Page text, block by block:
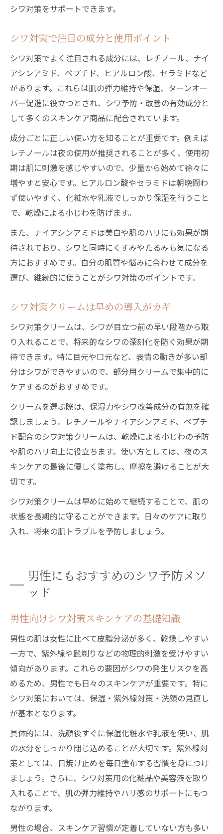
シワ対策をサポートできます。
シワ対策で注目の成分と使用ポイント
シワ対策でよく注目される成分には、レチノール、ナイ
アシンアミド、ペプチド、ヒアルロン酸、セラミドなど
があります。これらは肌の弾力維持や保湿、ターンオー
バー促進に役立つとされ、シワ予防・改善の有効成分と
して多くのスキンケア商品に配合されています。
成分ごとに正しい使い方を知ることが重要です。例えば
レチノールは夜の使用が推奨されることが多く、使用初
期は肌に刺激を感じやすいので、少量から始めて徐々に
増やすと安心です。ヒアルロン酸やセラミドは朝晩問わ
ず使いやすく、化粧水や乳液でしっかり保湿を行うこと
で、乾燥による小じわを防げます。
また、ナイアシンアミドは美白や肌のハリにも効果が期
待されており、シワと同時にくすみやたるみも気になる
方におすすめです。自分の肌質や悩みに合わせて成分を
選び、継続的に使うことがシワ対策のポイントです。
シワ対策クリームは早めの導入がカギ
シワ対策クリームは、シワが目立つ前の早い段階から取
り入れることで、将来的なシワの深刻化を防ぐ効果が期
待できます。特に目元や口元など、表情の動きが多い部
分はシワができやすいので、部分用クリームで集中的に
ケアするのがおすすめです。
クリームを選ぶ際は、保湿力やシワ改善成分の有無を確
認しましょう。レチノールやナイアシンアミド、ペプチ
ド配合のシワ対策クリームは、乾燥による小じわの予防
や肌のハリ向上に役立ちます。使い方としては、夜のス
キンケアの最後に優しく塗布し、摩擦を避けることが大
切です。
シワ対策クリームは早めに始めて継続することで、肌の
状態を長期的に守ることができます。日々のケアに取り
入れ、将来の肌トラブルを予防しましょう。
男性にもおすすめのシワ予防メソ
ッド
男性向けシワ対策スキンケアの基礎知識
男性の肌は女性に比べて皮脂分泌が多く、乾燥しやすい
一方で、紫外線や髭剃りなどの物理的刺激を受けやすい
傾向があります。これらの要因がシワの発生リスクを高
めるため、男性でも日々のスキンケアが重要です。特に
シワ対策においては、保湿・紫外線対策・洗顔の見直し
が基本となります。
具体的には、洗顔後すぐに保湿化粧水や乳液を使い、肌
の水分をしっかり閉じ込めることが大切です。紫外線対
策としては、日焼け止めを毎日塗布する習慣を身につけ
ましょう。さらに、シワ対策用の化粧品や美容液を取り
入れることで、肌の弾力維持やハリ感のサポートにもつ
ながります。
男性の場合、スキンケア習慣が定着していない方も多い